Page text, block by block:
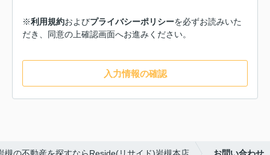
※利用規約およびプライバシーポリシーを必ずお読みいた
だき、同意の上確認画面へお進みください。
入力情報の確認